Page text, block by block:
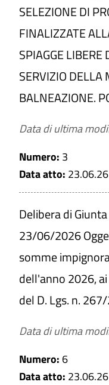
SELEZIONE DI
FINALIZZATE
SPIAGGE LIBERE
SERVIZIO DELLA
BALNEAZIONE.
Data di ultima
Numero: 3
Data atto: 23.06.26
Delibera di
23/06/2026
somme
dell'anno 2026,
del D. Lgs. n.
Data di ultima
Numero: 6
Data atto: 23.06.26